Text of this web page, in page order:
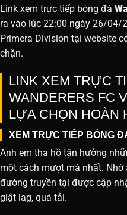
Link xem trực tiếp bóng đá
ra vào lúc 22:00 ngày 26/04/
Primera Division tại website
chặn.
LINK XEM TRỰC
WANDERERS FC
LỰA CHỌN HOÀN
XEM TRỰC TIẾP BÓNG
Anh em tha hồ tận hưởng
một cách mượt mà nhất.
đường truyền tại được cập
giật lag, quá tải.